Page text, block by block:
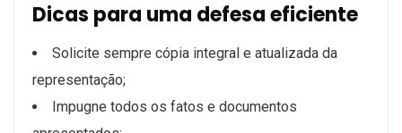
Dicas para uma defesa eficiente
Solicite sempre cópia integral e atualizada da
representação;
Impugne todos os fatos e documentos